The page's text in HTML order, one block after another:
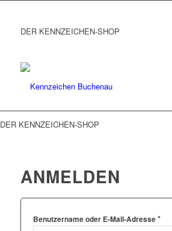
DER KENNZEICHEN-SHOP
DER KENNZEICHEN-SHOP
ANMELDEN
Benutzername oder E-Mail-Adresse*